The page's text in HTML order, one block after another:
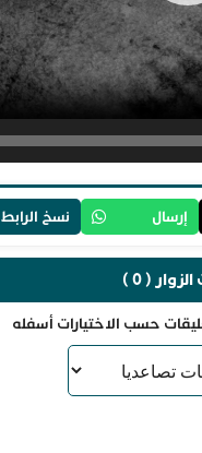
إرسال نسخ الرابط
( 0 )
حسب الاختيارات أسفله